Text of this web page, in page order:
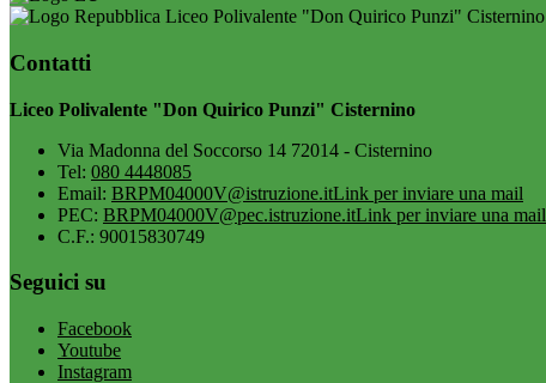
Liceo Polivalente "Don Quirico Punzi" Cisternino
Contatti
Liceo Polivalente "Don Quirico Punzi" Cisternino
Via Madonna del Soccorso 14 72014 - Cisternino
Tel: 080 4448085
Email: BRPM04000V@istruzione.itLink per inviare una mail
PEC: BRPM04000V@pec.istruzione.itLink per inviare una mail
C.F.: 90015830749
Seguici su
Facebook
Youtube
Instagram